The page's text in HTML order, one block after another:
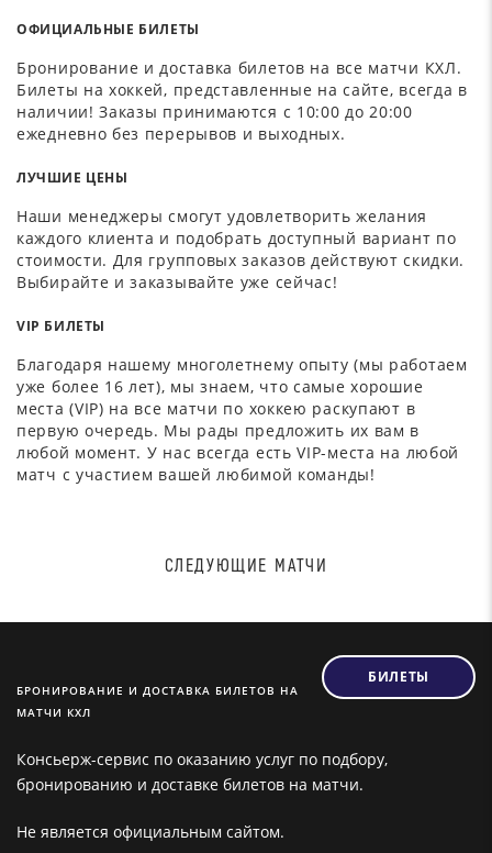
ОФИЦИАЛЬНЫЕ БИЛЕТЫ
Бронирование и доставка билетов на все матчи КХЛ.
Билеты на хоккей, представленные на сайте, всегда в
наличии! Заказы принимаются с 10:00 до 20:00
ежедневно без перерывов и выходных.
ЛУЧШИЕ ЦЕНЫ
Наши менеджеры смогут удовлетворить желания
каждого клиента и подобрать доступный вариант по
стоимости. Для групповых заказов действуют скидки.
Выбирайте и заказывайте уже сейчас!
VIP БИЛЕТЫ
Благодаря нашему многолетнему опыту (мы работаем
уже более 16 лет), мы знаем, что самые хорошие
места (VIP) на все матчи по хоккею раскупают в
первую очередь. Мы рады предложить их вам в
любой момент. У нас всегда есть VIP-места на любой
матч с участием вашей любимой команды!
СЛЕДУЮЩИЕ МАТЧИ
БРОНИРОВАНИЕ И ДОСТАВКА БИЛЕТОВ НА
МАТЧИ КХЛ
БИЛЕТЫ
Консьерж-сервис по оказанию услуг по подбору,
бронированию и доставке билетов на матчи.
Не является официальным сайтом.